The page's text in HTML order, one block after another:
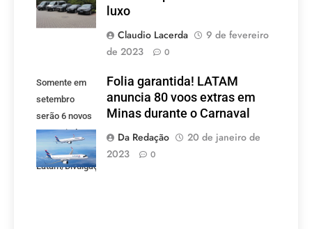
luxo
Claudio Lacerda
9 de fevereiro
de 2023
0
Somente em
setembro
serão 6 novos
voos criados
pela LATAM.
Latam/Divulgação)
Folia garantida! LATAM
anuncia 80 voos extras em
Minas durante o Carnaval
Da Redação
20 de janeiro de
2023
0